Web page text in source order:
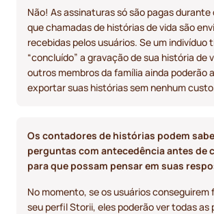
Não! As assinaturas só são pagas durante
que chamadas de histórias de vida são
recebidas pelos usuários. Se um indivíduo
“concluído” a gravação de sua história de
outros membros da família ainda poderão
exportar suas histórias sem nenhum
Os contadores de histórias podem
perguntas com antecedência antes de
para que possam pensar em suas
No momento, se os usuários conseguirem
seu perfil Storii, eles poderão ver todas as